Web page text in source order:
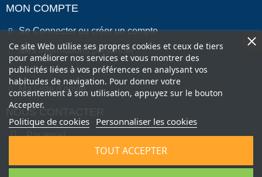
MON COMPTE
Se Connecter ou créer un compte
Mes informations personnel
Mes commandes
Ma Liste d'envie
NOUS CONTACTER
Par email
Ce site Web utilise ses propres cookies et ceux de tiers
pour améliorer nos services et vous montrer des
publicités liées à vos préférences en analysant vos
habitudes de navigation. Pour donner votre
consentement à son utilisation, appuyez sur le bouton
Accepter.
Politique de cookies Personnaliser les cookies
TOUT ACCEPTER